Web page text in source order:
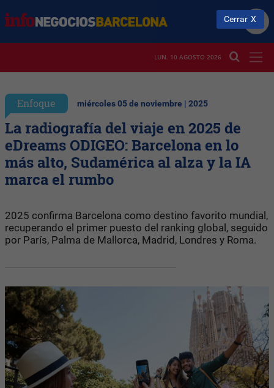
LUN. 10 AGOSTO 2026
Enfoque miércoles 05 de noviembre | 2025
La radiografía del viaje en 2025 de
eDreams ODIGEO: Barcelona en lo
más alto, Sudamérica al alza y la IA
marca el rumbo
2025 confirma Barcelona como destino favorito mundial,
recuperando el primer puesto del ranking global, seguido
por París, Palma de Mallorca, Madrid, Londres y Roma.
Cerrar